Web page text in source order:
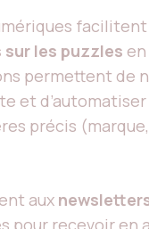
les puzzles
permettent de
et
précis
aux
pour recevoir en